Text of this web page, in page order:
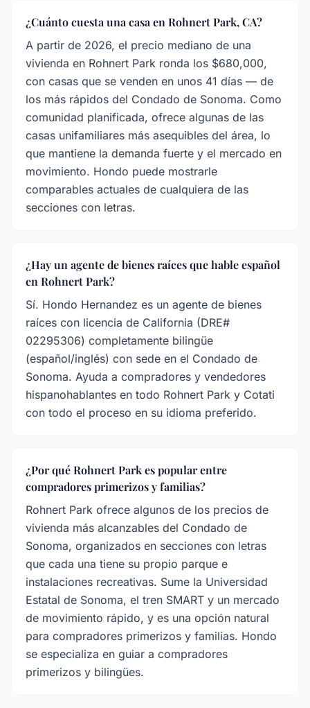
¿Cuánto cuesta una casa en Rohnert Park, CA?
A partir de 2026, el precio mediano de una
vivienda en Rohnert Park ronda los $680,000,
con casas que se venden en unos 41 días — de
los más rápidos del Condado de Sonoma. Como
comunidad planificada, ofrece algunas de las
casas unifamiliares más asequibles del área, lo
que mantiene la demanda fuerte y el mercado en
movimiento. Hondo puede mostrarle
comparables actuales de cualquiera de las
secciones con letras.
¿Hay un agente de bienes raíces que hable español
en Rohnert Park?
Sí. Hondo Hernandez es un agente de bienes
raíces con licencia de California (DRE#
02295306) completamente bilingüe
(español/inglés) con sede en el Condado de
Sonoma. Ayuda a compradores y vendedores
hispanohablantes en todo Rohnert Park y Cotati
con todo el proceso en su idioma preferido.
¿Por qué Rohnert Park es popular entre
compradores primerizos y familias?
Rohnert Park ofrece algunos de los precios de
vivienda más alcanzables del Condado de
Sonoma, organizados en secciones con letras
que cada una tiene su propio parque e
instalaciones recreativas. Sume la Universidad
Estatal de Sonoma, el tren SMART y un mercado
de movimiento rápido, y es una opción natural
para compradores primerizos y familias. Hondo
se especializa en guiar a compradores
primerizos y bilingües.